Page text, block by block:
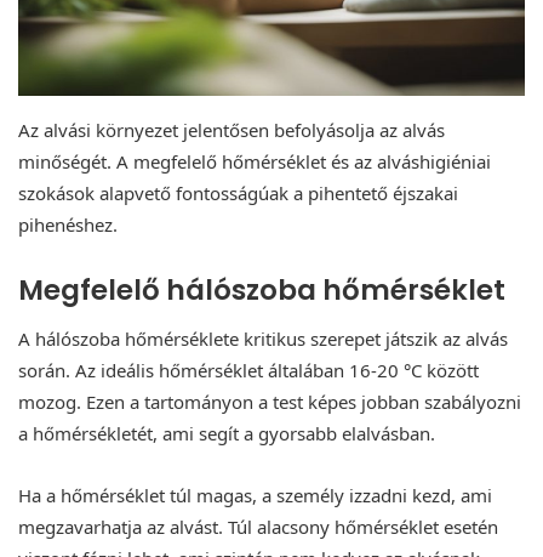
Az alvási környezet jelentősen befolyásolja az alvás
minőségét. A megfelelő hőmérséklet és az alváshigiéniai
szokások alapvető fontosságúak a pihentető éjszakai
pihenéshez.
Megfelelő hálószoba hőmérséklet
A hálószoba hőmérséklete kritikus szerepet játszik az alvás
során. Az ideális hőmérséklet általában 16-20 °C között
mozog. Ezen a tartományon a test képes jobban szabályozni
a hőmérsékletét, ami segít a gyorsabb elalvásban.
Ha a hőmérséklet túl magas, a személy izzadni kezd, ami
megzavarhatja az alvást. Túl alacsony hőmérséklet esetén